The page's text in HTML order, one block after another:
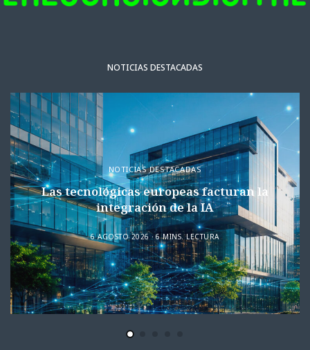
NOTICIAS DESTACADAS
NOTICIAS DESTACADAS
Las tecnológicas europeas facturan la
integración de la IA
6 AGOSTO 2026 6 MINS. LECTURA